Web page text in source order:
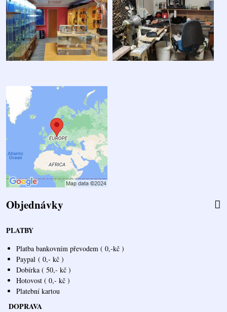
Objednávky
PLATBY
Platba bankovním převodem ( 0,-kč )
Paypal ( 0,- kč )
Dobírka ( 50,- kč )
Hotovost ( 0,- kč )
Platební kartou
DOPRAVA